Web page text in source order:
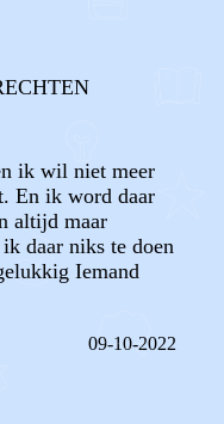
ik wil niet meer
En ik word daar
altijd maar
daar niks te doen
Iemand
09-10-2022